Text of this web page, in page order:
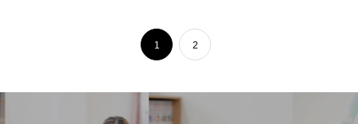
1 2